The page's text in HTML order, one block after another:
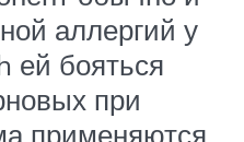
аллергий у
ей бояться
при
применяются